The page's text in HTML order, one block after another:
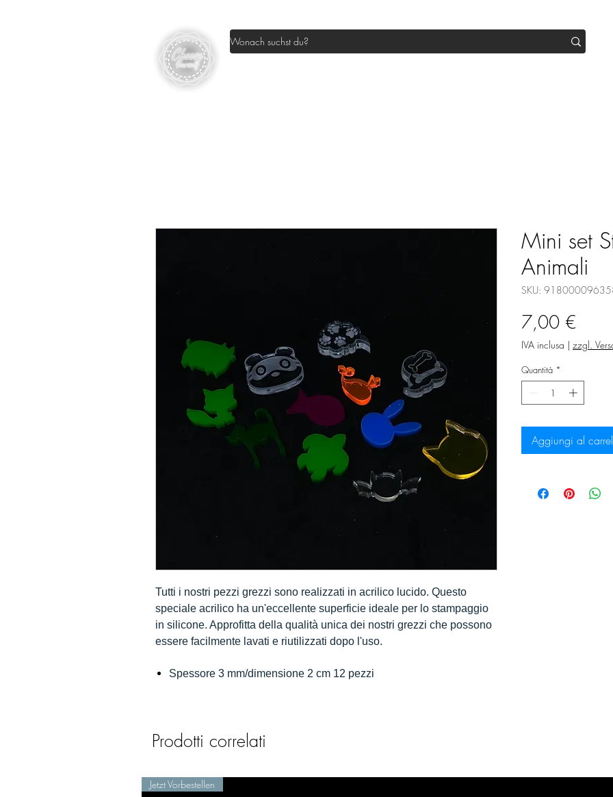
Tutti i nostri pezzi grezzi sono realizzati in acrilico lucido. Questo
speciale acrilico ha un'eccellente superficie ideale per lo stampaggio
in silicone. Approfitta della qualità unica dei nostri grezzi che possono
essere facilmente lavati e riutilizzati dopo l'uso.
Spessore 3 mm/dimensione 2 cm 12 pezzi
Mini set
Animali
SKU:
7,00 €
IVA inclusa | zzgl.
Quantità *
Aggiungi al
Prodotti correlati
Jetzt Vorbestellen